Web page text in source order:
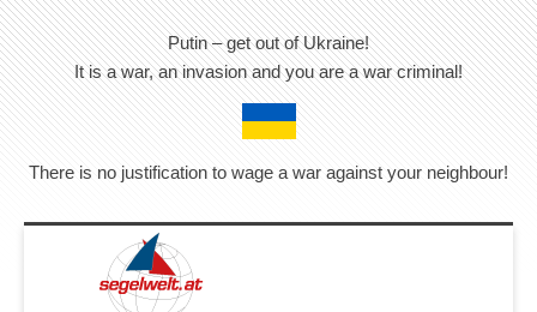
Putin – get out of Ukraine!
It is a war, an invasion and you are a war criminal!
There is no justification to wage a war against your neighbour!